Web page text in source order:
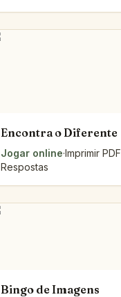
Encontra o Diferente
Jogar online·Imprimir PDF
Respostas
Bingo de Imagens